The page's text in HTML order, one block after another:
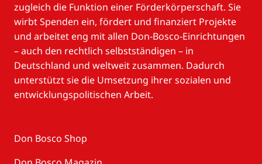
zugleich die Funktion einer Förderkörperschaft. Sie
wirbt Spenden ein, fördert und finanziert Projekte
und arbeitet eng mit allen Don-Bosco-Einrichtungen
– auch den rechtlich selbstständigen – in
Deutschland und weltweit zusammen. Dadurch
unterstützt sie die Umsetzung ihrer sozialen und
entwicklungspolitischen Arbeit.
Don Bosco Shop